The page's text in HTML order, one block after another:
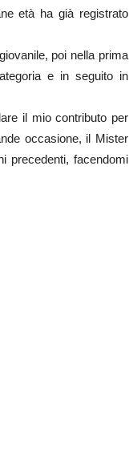
età ha già registrato
poi nella prima
e in seguito in
il mio contributo per
occasione, il Mister
precedenti, facendomi